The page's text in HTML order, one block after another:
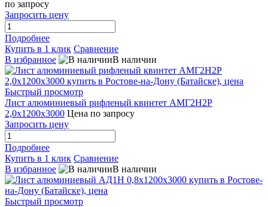
по запросу
Запросить цену
Подробнее
Купить в 1 клик Сравнение
В избранное
В наличии
Быстрый просмотр
Лист алюминиевый рифленый квинтет АМГ2Н2P
2,0х1200х3000 Цена по запросу
Запросить цену
Подробнее
Купить в 1 клик Сравнение
В избранное
В наличии
Быстрый просмотр